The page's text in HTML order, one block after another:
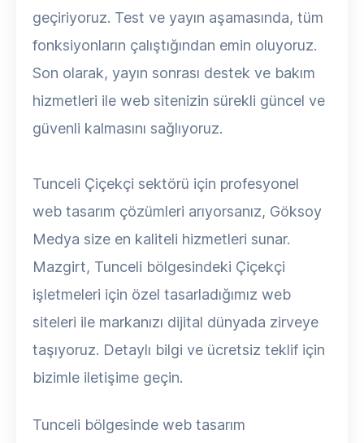
geçiriyoruz. Test ve yayın aşamasında, tüm
fonksiyonların çalıştığından emin oluyoruz.
Son olarak, yayın sonrası destek ve bakım
hizmetleri ile web sitenizin sürekli güncel ve
güvenli kalmasını sağlıyoruz.
Tunceli Çiçekçi sektörü için profesyonel
web tasarım çözümleri arıyorsanız, Göksoy
Medya size en kaliteli hizmetleri sunar.
Mazgirt, Tunceli bölgesindeki Çiçekçi
işletmeleri için özel tasarladığımız web
siteleri ile markanızı dijital dünyada zirveye
taşıyoruz. Detaylı bilgi ve ücretsiz teklif için
bizimle iletişime geçin.
Tunceli bölgesinde web tasarım